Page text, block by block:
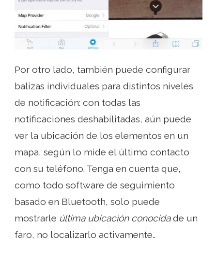
Por otro lado, también puede configurar
balizas individuales para distintos niveles
de notificación: con todas las
notificaciones deshabilitadas, aún puede
ver la ubicación de los elementos en un
mapa, según lo mide el último contacto
con su teléfono. Tenga en cuenta que,
como todo software de seguimiento
basado en Bluetooth, solo puede
mostrarle última ubicación conocidade un
faro, no localizarlo activamente..